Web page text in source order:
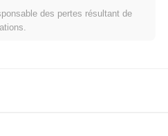
FUTURAI a a gagné 0.00%
global qui a affiché une baisse de
des pertes résultant de